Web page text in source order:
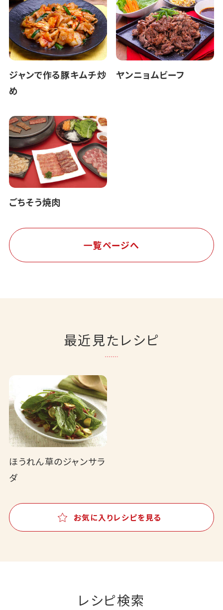
ジャンで作る豚キムチ炒
め
ヤンニョムビーフ
ごちそう焼肉
一覧ページへ
最近見たレシピ
ほうれん草のジャンサラ
ダ
お気に入りレシピを見る
レシピ検索